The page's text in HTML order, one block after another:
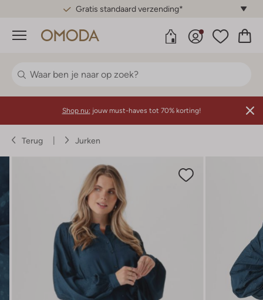
Gratis standaard verzending*
Menu
Shop nu: jouw must-haves tot 70% korting!
Terug Jurken